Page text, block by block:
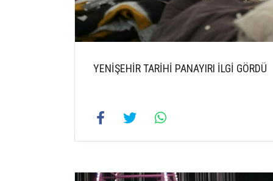
YENİŞEHİR TARİHİ PANAYIRI İLGİ GÖRDÜ